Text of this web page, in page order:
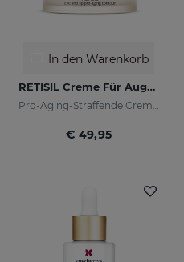
In den Warenkorb
RETISIL Creme Für Augen Und Lippen
Pro-Aging-Straffende Creme für Augen- und Lippenkonturen
€ 49,95